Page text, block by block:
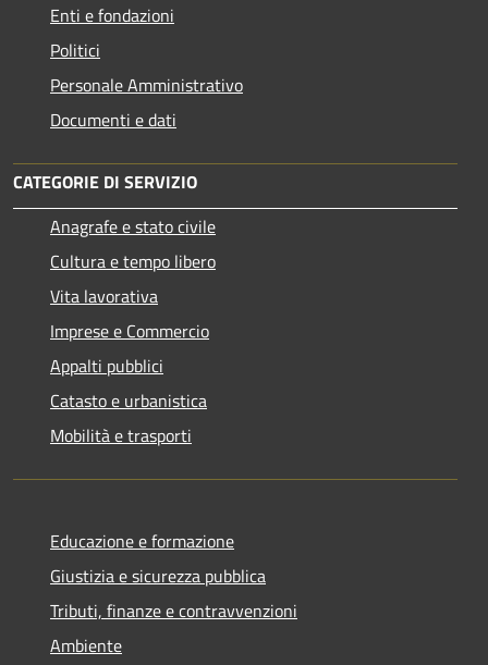
Enti e fondazioni
Politici
Personale Amministrativo
Documenti e dati
CATEGORIE DI SERVIZIO
Anagrafe e stato civile
Cultura e tempo libero
Vita lavorativa
Imprese e Commercio
Appalti pubblici
Catasto e urbanistica
Mobilità e trasporti
Educazione e formazione
Giustizia e sicurezza pubblica
Tributi, finanze e contravvenzioni
Ambiente